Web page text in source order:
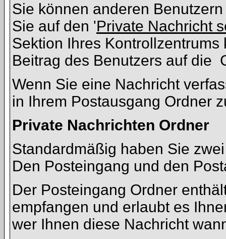
Sie können anderen
Sie auf den 'Private Nachricht
Sektion Ihres
Beitrag des Benutzers auf die
Wenn Sie eine Nachricht
in Ihrem Postausgang Ordner
Private Nachrichten Ordner
Standardmäßig haben Sie
Den Posteingang und den
Der Posteingang Ordner
empfangen und erlaubt es
wer Ihnen diese Nachricht